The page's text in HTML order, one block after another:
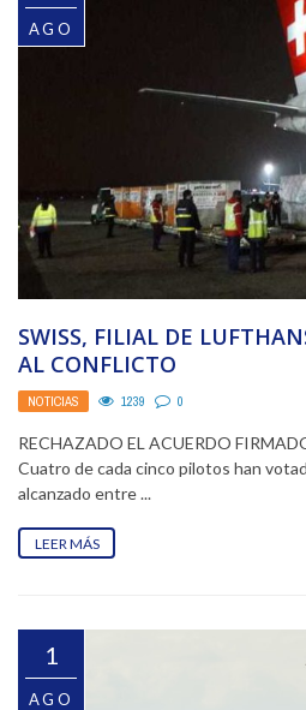
AGO
SWISS, FILIAL DE
AL CONFLICTO
NOTICIAS 1239 0
RECHAZADO EL ACUERDO
Cuatro de cada cinco pilotos han
alcanzado entre ...
LEER MÁS
1
AGO